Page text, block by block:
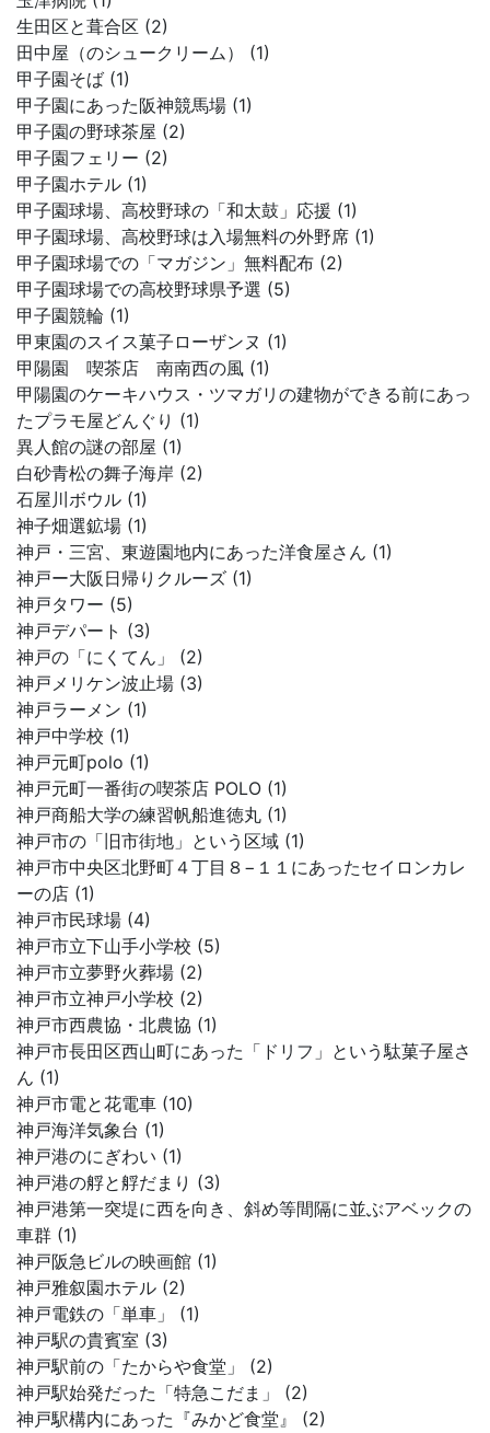
生田区と葺合区 (2)
田中屋（のシュークリーム） (1)
甲子園そば (1)
甲子園にあった阪神競馬場 (1)
甲子園の野球茶屋 (2)
甲子園フェリー (2)
甲子園ホテル (1)
甲子園球場、高校野球の「和太鼓」応援 (1)
甲子園球場、高校野球は入場無料の外野席 (1)
甲子園球場での「マガジン」無料配布 (2)
甲子園球場での高校野球県予選 (5)
甲子園競輪 (1)
甲東園のスイス菓子ローザンヌ (1)
甲陽園 喫茶店 南南西の風 (1)
甲陽園のケーキハウス・ツマガリの建物ができる前にあっ
たプラモ屋どんぐり (1)
異人館の謎の部屋 (1)
白砂青松の舞子海岸 (2)
石屋川ボウル (1)
神子畑選鉱場 (1)
神戸・三宮、東遊園地内にあった洋食屋さん (1)
神戸ー大阪日帰りクルーズ (1)
神戸タワー (5)
神戸デパート (3)
神戸の「にくてん」 (2)
神戸メリケン波止場 (3)
神戸ラーメン (1)
神戸中学校 (1)
神戸元町polo (1)
神戸元町一番街の喫茶店 POLO (1)
神戸商船大学の練習帆船進徳丸 (1)
神戸市の「旧市街地」という区域 (1)
神戸市中央区北野町４丁目８−１１にあったセイロンカレ
ーの店 (1)
神戸市民球場 (4)
神戸市立下山手小学校 (5)
神戸市立夢野火葬場 (2)
神戸市立神戸小学校 (2)
神戸市西農協・北農協 (1)
神戸市長田区西山町にあった「ドリフ」という駄菓子屋さ
ん (1)
神戸市電と花電車 (10)
神戸海洋気象台 (1)
神戸港のにぎわい (1)
神戸港の艀と艀だまり (3)
神戸港第一突堤に西を向き、斜め等間隔に並ぶアベックの
車群 (1)
神戸阪急ビルの映画館 (1)
神戸雅叙園ホテル (2)
神戸電鉄の「単車」 (1)
神戸駅の貴賓室 (3)
神戸駅前の「たからや食堂」 (2)
神戸駅始発だった「特急こだま」 (2)
神戸駅構内にあった『みかど食堂』 (2)